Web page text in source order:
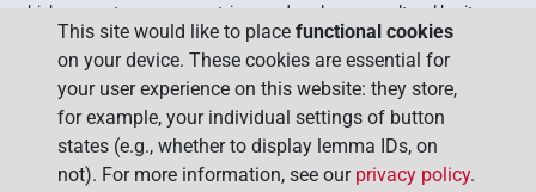
which serves to preserve, retrieve and explore our cultural heritage.
The program is coordinated by theUnion of the German Academies
of Sciences and Humanities.
This site would like to place functional cookies
on your device. These cookies are essential for
your user experience on this website: they store,
for example, your individual settings of button
states (e.g., whether to display lemma IDs, on
not). For more information, see our privacy policy.